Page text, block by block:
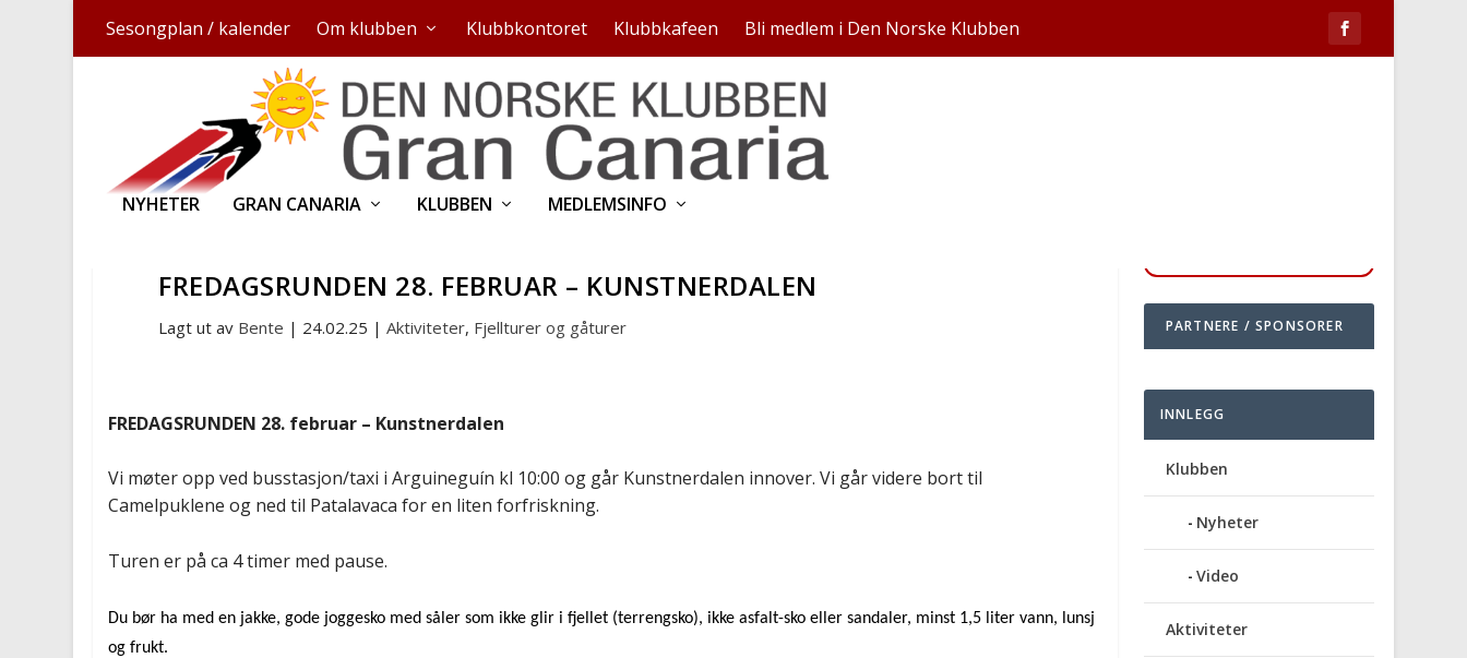
Sesongplan / kalender Om klubben Klubbkontoret Klubbkafeen Bli medlem i Den Norske Klubben
NYHETER GRAN CANARIA KLUBBEN MEDLEMSINFO
FREDAGSRUNDEN 28. FEBRUAR – KUNSTNERDALEN
Lagt ut av Bente | 24.02.25 |Aktiviteter, Fjellturer og gåturer
FREDAGSRUNDEN 28. februar – Kunstnerdalen
Vi møter opp ved busstasjon/taxi i Arguineguín kl 10:00 og går Kunstnerdalen innover. Vi går videre bort til
Camelpuklene og ned til Patalavaca for en liten forfriskning.
Turen er på ca 4 timer med pause.
Du bør ha med en jakke, gode joggesko med såler som ikke glir i fjellet (terrengsko), ikke asfalt-sko eller sandaler, minst 1,5 liter vann, lunsj
og frukt.
PARTNERE / SPONSORER
INNLEGG
Klubben
Nyheter
Video
Aktiviteter